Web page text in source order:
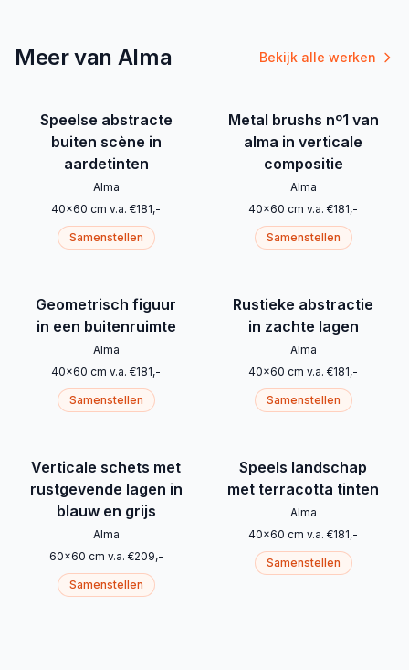
Meer van Alma Bekijk alle werken
Speelse abstracte
buiten scène in
aardetinten
Alma
40x60 cm v.a. €181,-
Samenstellen
Metal brushs nº1 van
alma in verticale
compositie
Alma
40x60 cm v.a. €181,-
Samenstellen
Geometrisch figuur
in een buitenruimte
Alma
40x60 cm v.a. €181,-
Samenstellen
Rustieke abstractie
in zachte lagen
Alma
40x60 cm v.a. €181,-
Samenstellen
Verticale schets met
rustgevende lagen in
blauw en grijs
Alma
60x60 cm v.a. €209,-
Samenstellen
Speels landschap
met terracotta tinten
Alma
40x60 cm v.a. €181,-
Samenstellen